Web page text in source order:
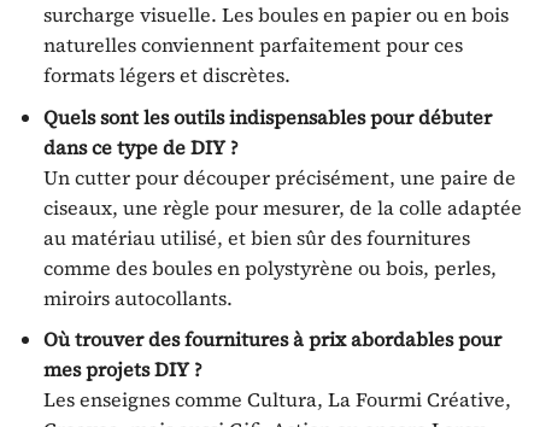
surcharge visuelle. Les boules en papier ou en bois
naturelles conviennent parfaitement pour ces
formats légers et discrètes.
Quels sont les outils indispensables pour débuter
dans ce type de DIY ?
Un cutter pour découper précisément, une paire de
ciseaux, une règle pour mesurer, de la colle adaptée
au matériau utilisé, et bien sûr des fournitures
comme des boules en polystyrène ou bois, perles,
miroirs autocollants.
Où trouver des fournitures à prix abordables pour
mes projets DIY ?
Les enseignes comme Cultura, La Fourmi Créative,